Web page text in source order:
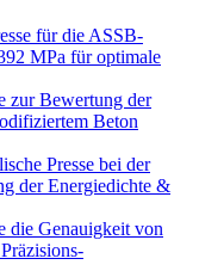
für die ASSB-
MPa für optimale
zur Bewertung der
Beton
Presse bei der
der Energiedichte &
die Genauigkeit von